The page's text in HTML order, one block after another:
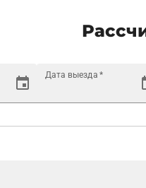
Дата выезда *